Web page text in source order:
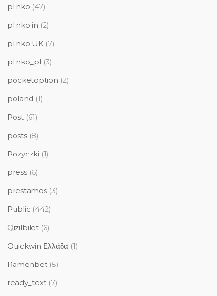
plinko (47)
plinko in (2)
plinko UK (7)
plinko_pl (3)
pocketoption (2)
poland (1)
Post (61)
posts (8)
Pozyczki (1)
press (6)
prestamos (3)
Public (442)
Qizilbilet (6)
Quickwin Ελλάδα (1)
Ramenbet (5)
ready_text (7)